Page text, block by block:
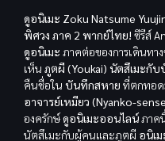
ดูอนิเมะ Zoku Natsume
พิศวง ภาค 2 พากย์ไทย! ซีรีส์
ดูอนิเมะ ภาคต่อของการเดินทาง
เห็น ภูตผี (Youkai) นัตสึเมะกับ
คืนชื่อใน บันทึกสหาย ที่ตกทอด
อาจารย์เหมียว (Nyanko-
องครักษ์ดูอนิเมะออนไลน์ภาค
นัตสึเมะกับผู้คนและภูตผี อนิเ